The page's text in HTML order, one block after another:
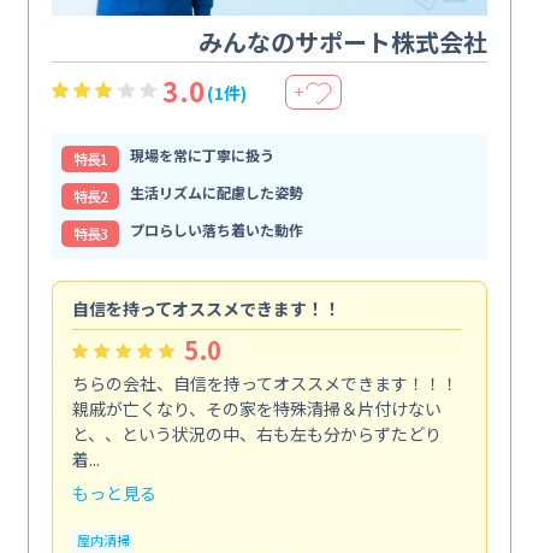
みんなのサポート株式会社
3.0(1件) ＋
特⻑1
現場を常に丁寧に扱う
特⻑2
生活リズムに配慮した姿勢
特⻑3
プロらしい落ち着いた動作
自信を持ってオススメできます！！
5.0
ちらの会社、自信を持ってオススメできます！！！
親戚が亡くなり、その家を特殊清掃＆片付けない
と、、という状況の中、右も左も分からずたどり
着...
もっと見る
屋内清掃